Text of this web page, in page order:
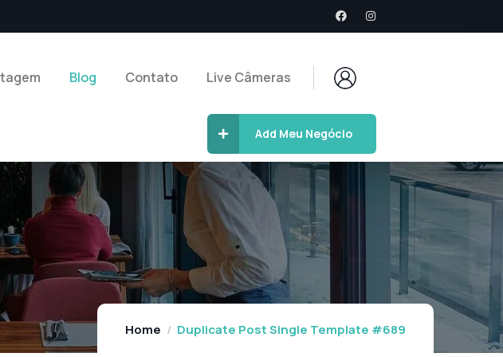
Blog Contato Live Câmeras
Add Meu Negócio
Home Duplicate Post Single Template #689